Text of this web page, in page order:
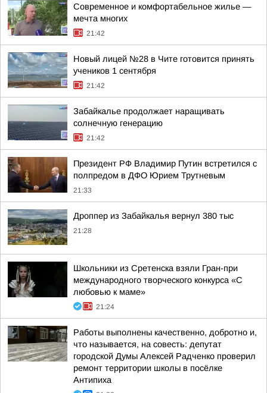
Современное и комфортабельное жилье —
мечта многих
21:42
Новый лицей №28 в Чите готовится принять
учеников 1 сентября
21:42
Забайкалье продолжает наращивать
солнечную генерацию
21:42
Президент РФ Владимир Путин встретился с
полпредом в ДФО Юрием Трутневым
21:33
Дроппер из Забайкалья вернул 380 тыс
21:28
Школьники из Сретенска взяли Гран-при
международного творческого конкурса «С
любовью к маме»
21:24
Работы выполнены качественно, добротно и,
что называется, на совесть: депутат
городской Думы Алексей Радченко проверил
ремонт территории школы в посёлке
Антипиха